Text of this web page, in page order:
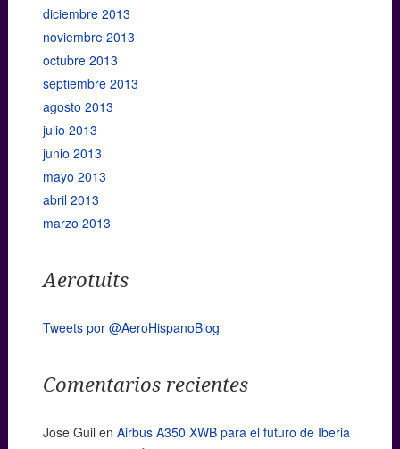
diciembre 2013
noviembre 2013
octubre 2013
septiembre 2013
agosto 2013
julio 2013
junio 2013
mayo 2013
abril 2013
marzo 2013
Aerotuits
Tweets por @AeroHispanoBlog
Comentarios recientes
Jose Guil en Airbus A350 XWB para el futuro de Iberia